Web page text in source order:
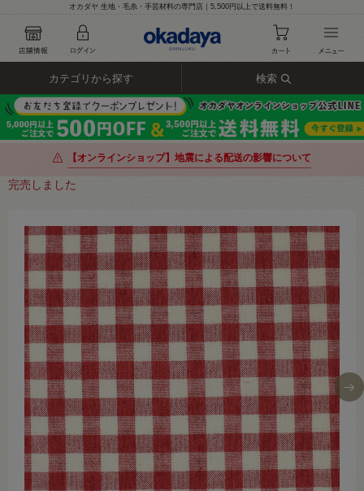
オカダヤ 生地・毛糸・手芸材料の専門店｜5,500円以上で送料無料！
カテゴリから探す 検索
【オンラインショップ】地震による配送の影響について
完売しました